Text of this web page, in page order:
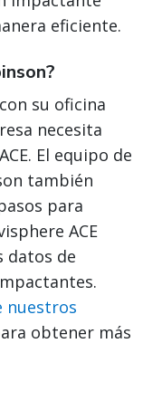
eficiente.
su oficina
necesita
El equipo de
también
para
ACE
datos de
nuestros
obtener más